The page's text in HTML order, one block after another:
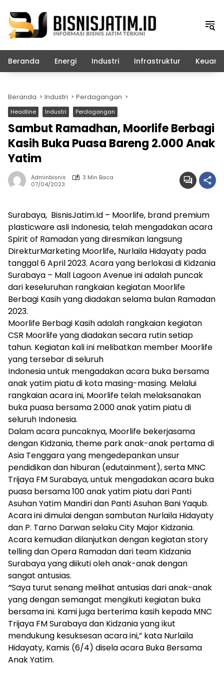
konten
Beranda Energi Industri Infrastruktur
Beranda Industri Perdagangan
Headline Industri Perdagangan
Sambut Ramadhan, Moorlife Berbagi
Kasih Buka Puasa Bareng 2.000 Anak
Yatim
Adminbisnis
3 Min Baca
07/04/2023
Surabaya, BisnisJatim.Id – Moorlife, brand premium
plasticware asli Indonesia, telah mengadakan acara
Spirit of Ramadan yang diresmikan langsung
DirekturMarketing Moorlife, Nurlaila Hidayaty pada
tanggal 6 April 2023. Acara yang berlokasi di Kidzania
Surabaya – Mall Lagoon Avenue ini adalah puncak
dari keseluruhan rangkaian kegiatan Moorlife
Berbagi Kasih yang diadakan selama bulan Ramadan
2023.
Moorlife Berbagi Kasih adalah rangkaian kegiatan
CSR Moorlife yang diadakan secara rutin setiap
tahun. Kegiatan kali ini melibatkan member Moorlife
yang tersebar di seluruh
Indonesia untuk mengadakan acara buka bersama
anak yatim piatu di kota masing-masing. Melalui
rangkaian acara ini, Moorlife telah melaksanakan
buka puasa bersama 2.000 anak yatim piatu di
seluruh Indonesia.
Dalam acara puncaknya, Moorlife bekerjasama
dengan Kidzania, theme park anak-anak pertama di
Asia Tenggara yang mengedepankan unsur
pendidikan dan hiburan (edutainment), serta MNC
Trijaya FM Surabaya, untuk mengadakan acara buka
puasa bersama 100 anak yatim piatu dari Panti
Asuhan Yatim Mandiri dan Panti Asuhan Bani Yaqub.
Acara ini dimulai dengan sambutan Nurlaila Hidayaty
dan P. Tarno Darwan selaku City Major Kidzania.
Acara kemudian dilanjutkan dengan kegiatan story
telling dan Opera Ramadan dari team Kidzania
Surabaya yang diikuti oleh anak-anak dengan
sangat antusias.
“Saya turut senang melihat antusias dari anak-anak
yang dengan semangat mengikuti kegiatan buka
bersama ini. Kami juga berterima kasih kepada MNC
Trijaya FM Surabaya dan Kidzania yang ikut
mendukung kesuksesan acara ini,” kata Nurlaila
Hidayaty, Kamis (6/4) disela acara Buka Bersama
Anak Yatim.